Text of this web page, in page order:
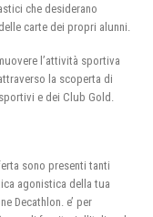
che desiderano
carte dei propri alunni.
l’attività sportiva
la scoperta di
e dei Club Gold.
sono presenti tanti
agonistica della tua
Decathlon. e’ per